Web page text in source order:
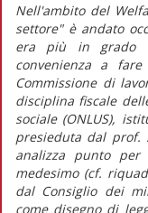
Nell'ambito del
settore" è andato
era più in grado
convenienza a
Commissione di
disciplina fiscale
sociale (ONLUS),
presieduta dal prof.
analizza punto
medesimo (cf.
dal Consiglio dei
come disegno di